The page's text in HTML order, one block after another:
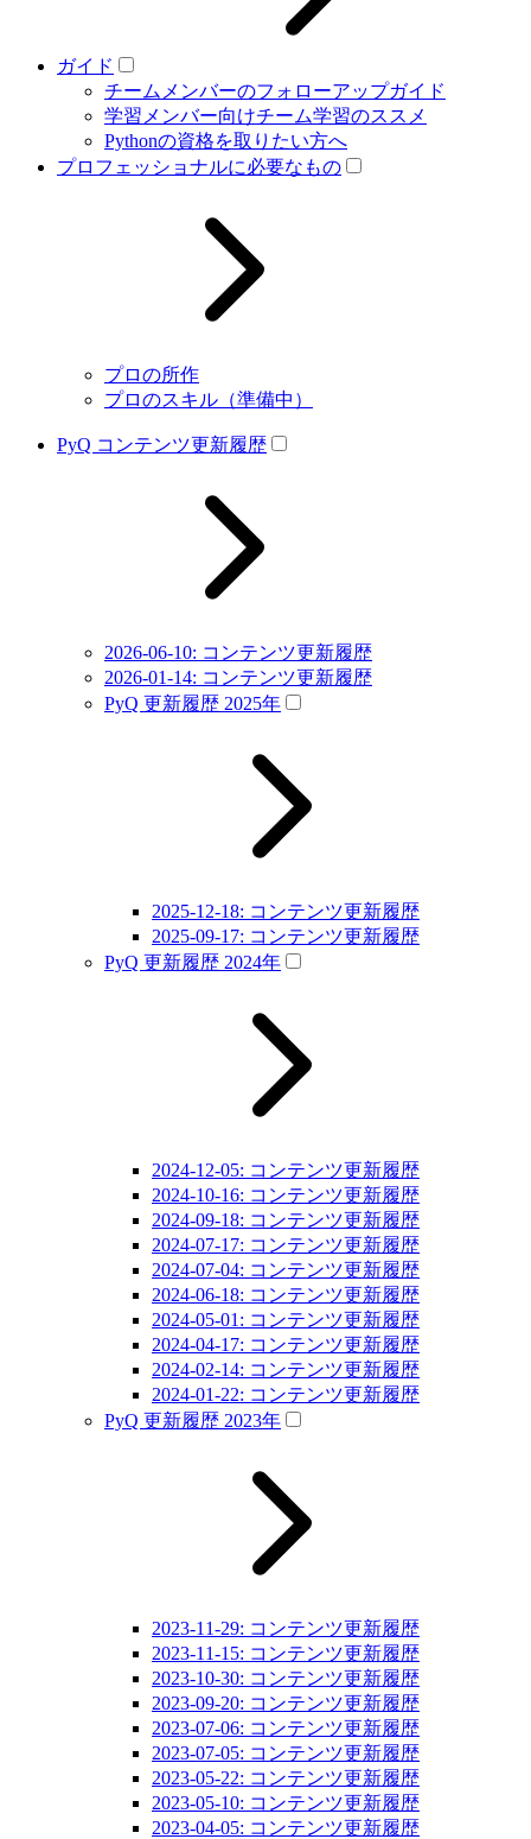
ガイド
チームメンバーのフォローアップガイド
学習メンバー向けチーム学習のススメ
Pythonの資格を取りたい方へ
プロフェッショナルに必要なもの
プロの所作
プロのスキル（準備中）
PyQ コンテンツ更新履歴
2026-06-10: コンテンツ更新履歴
2026-01-14: コンテンツ更新履歴
PyQ 更新履歴 2025年
2025-12-18: コンテンツ更新履歴
2025-09-17: コンテンツ更新履歴
PyQ 更新履歴 2024年
2024-12-05: コンテンツ更新履歴
2024-10-16: コンテンツ更新履歴
2024-09-18: コンテンツ更新履歴
2024-07-17: コンテンツ更新履歴
2024-07-04: コンテンツ更新履歴
2024-06-18: コンテンツ更新履歴
2024-05-01: コンテンツ更新履歴
2024-04-17: コンテンツ更新履歴
2024-02-14: コンテンツ更新履歴
2024-01-22: コンテンツ更新履歴
PyQ 更新履歴 2023年
2023-11-29: コンテンツ更新履歴
2023-11-15: コンテンツ更新履歴
2023-10-30: コンテンツ更新履歴
2023-09-20: コンテンツ更新履歴
2023-07-06: コンテンツ更新履歴
2023-07-05: コンテンツ更新履歴
2023-05-22: コンテンツ更新履歴
2023-05-10: コンテンツ更新履歴
2023-04-05: コンテンツ更新履歴